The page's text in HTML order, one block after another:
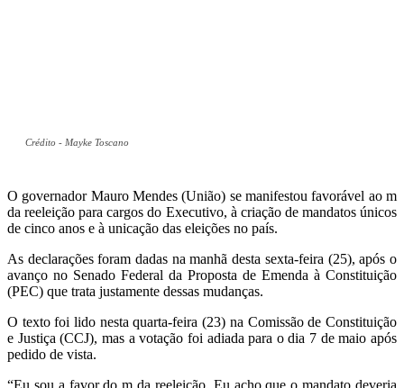
Crédito - Mayke Toscano
O governador Mauro Mendes (União) se manifestou favorável ao m
da reeleição para cargosdo Executivo, à criação de mandatos únicos
de cinco anos e à unicação das eleições no país.
As declarações foram dadas na manhã desta sexta-feira (25), após o
avanço no Senado Federal da Proposta de Emenda à Constituição
(PEC) que trata justamente dessas mudanças.
O texto foi lido nesta quarta-feira (23) na Comissão de Constituição
e Justiça (CCJ), mas avotação foi adiada para o dia 7 de maio após
pedido de vista.
“Eu sou a favor do m da reeleição. Eu acho que o mandato deveria